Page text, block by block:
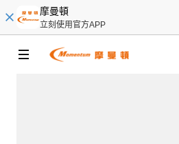
摩曼頓
立刻使用官方APP